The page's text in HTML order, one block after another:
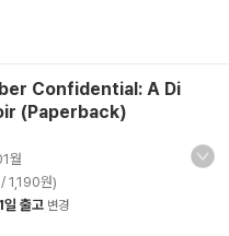
Confidential: A Di
(Paperback)
월
1,190원)
출고 변경